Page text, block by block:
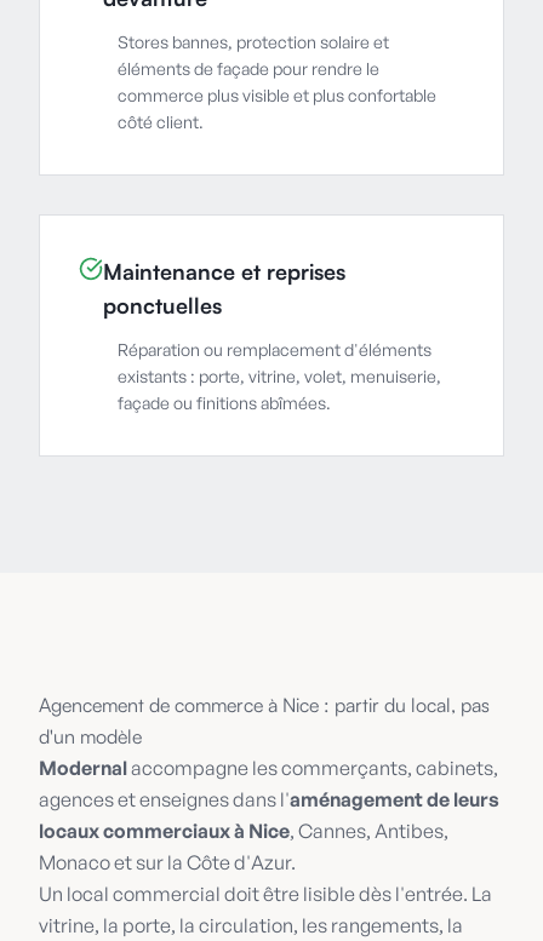
Stores bannes, protection solaire et
éléments de façade pour rendre le
commerce plus visible et plus confortable
côté client.
Maintenance et reprises
ponctuelles
Réparation ou remplacement d'éléments
existants : porte, vitrine, volet, menuiserie,
façade ou finitions abîmées.
Agencement de commerce à Nice : partir du local, pas
d'un modèle
Modernalaccompagne les commerçants, cabinets,
agences et enseignes dans l'aménagement de leurs
locaux commerciaux à Nice, Cannes, Antibes,
Monaco et sur la Côte d'Azur.
Un local commercial doit être lisible dès l'entrée. La
vitrine, la porte, la circulation, les rangements, la